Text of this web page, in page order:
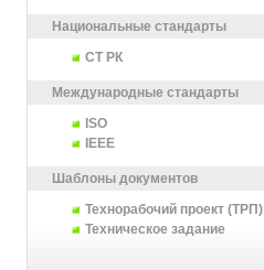
Национальные стандарты
СТ РК
Международные стандарты
ISO
IEEE
Шаблоны документов
Технорабочий проект (ТРП)
Техническое задание